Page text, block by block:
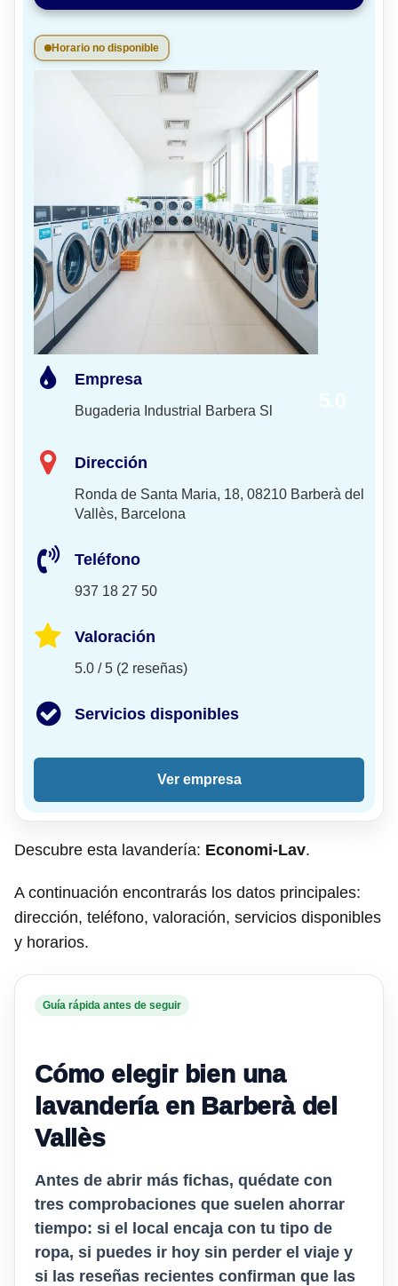
Horario no disponible
Empresa
Bugaderia Industrial Barbera Sl
Dirección
Ronda de Santa Maria, 18, 08210 Barberà del
Vallès, Barcelona
Teléfono
937 18 27 50
Valoración
5.0 / 5 (2 reseñas)
Servicios disponibles
Ver empresa
Descubre esta lavandería: Economi-Lav.
A continuación encontrarás los datos principales:
dirección, teléfono, valoración, servicios disponibles
y horarios.
Guía rápida antes de seguir
Cómo elegir bien una
lavandería en Barberà del
Vallès
Antes de abrir más fichas, quédate con
tres comprobaciones que suelen ahorrar
tiempo: si el local encaja con tu tipo de
ropa, si puedes ir hoy sin perder el viaje y
si las reseñas recientes confirman que las